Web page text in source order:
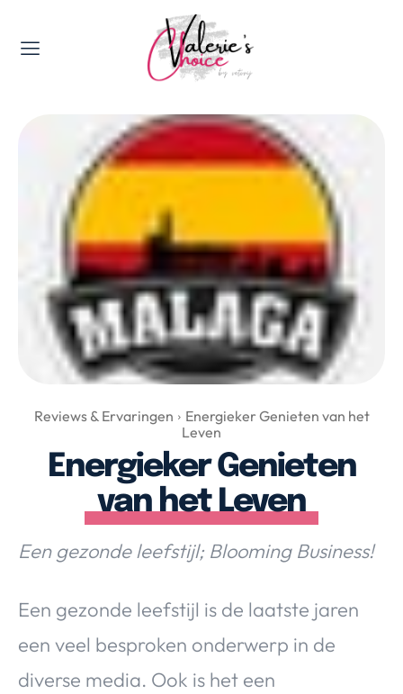
Valerie's Topics
Travel & Culture
Food & Drinks
Happyness & Opmerkelijk
Gadgets & Tech
Top 5 van Valerie
Health & Beauty
Huis & Tuin
Nieuws & Media
Over Valerie
Over Valerie
De Top 5
Contact
VALERIE'S CHOICE
Food & Drinks Health & Beauty Gadgets
Huis & Tuin
Travel
Lifestyle
Reviews & Ervaringen
Energieker Genieten van het
Leven
Energieker Genieten
van het Leven
Een gezonde leefstijl; Blooming Business!
Een gezonde leefstijl is de laatste jaren
een veel besproken onderwerp in de
diverse media. Ook is het een